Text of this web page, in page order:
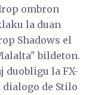
ombron
la duan
Shadows el
bildeton.
duobligu la FX-
de Stilo